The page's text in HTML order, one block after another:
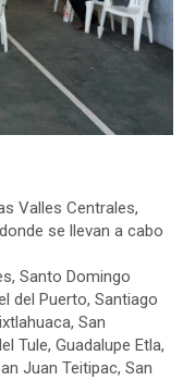
Valles Centrales,
se llevan a cabo
Santo Domingo
del Puerto, Santiago
San
Tule, Guadalupe Etla,
Juan Teitipac, San